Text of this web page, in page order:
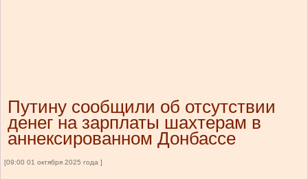
Путину сообщили об отсутствии
денег на зарплаты шахтерам в
аннексированном Донбассе
[09:00 01 октября 2025 года ]